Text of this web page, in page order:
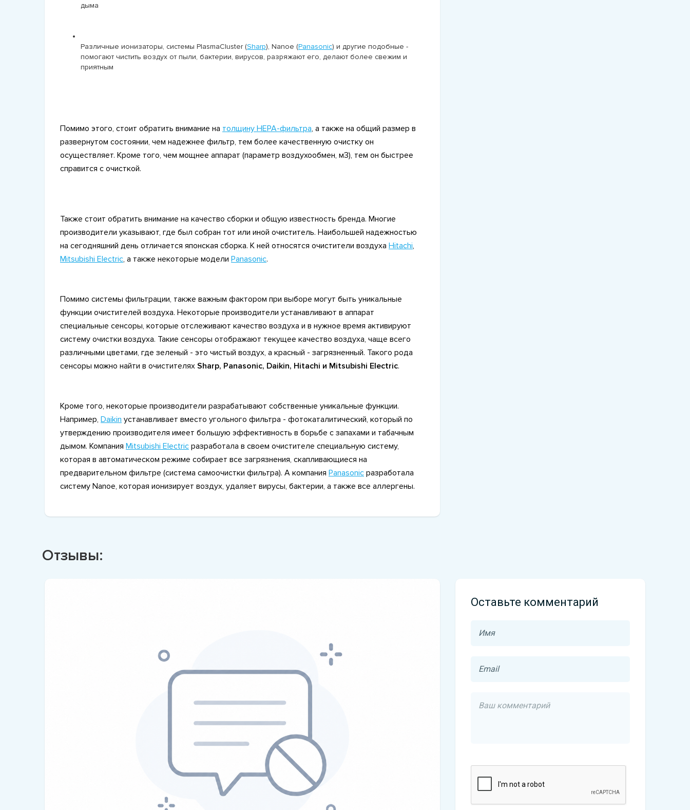
дыма
Различные ионизаторы, системы PlasmaCluster (Sharp), Nanoe (Panasonic) и другие подобные -
помогают чистить воздух от пыли, бактерии, вирусов, разряжают его, делают более свежим и
приятным
Помимо этого, стоит обратить внимание на толщину HEPA-фильтра, а также на общий размер в
развернутом состоянии, чем надежнее фильтр, тем более качественную очистку он
осуществляет. Кроме того, чем мощнее аппарат (параметр воздухообмен, м3), тем он быстрее
справится с очисткой.
Также стоит обратить внимание на качество сборки и общую известность бренда. Многие
производители указывают, где был собран тот или иной очиститель. Наибольшей надежностью
на сегодняшний день отличается японская сборка. К ней относятся очистители воздуха Hitachi,
Mitsubishi Electric, а также некоторые модели Panasonic.
Помимо системы фильтрации, также важным фактором при выборе могут быть уникальные
функции очистителей воздуха. Некоторые производители устанавливают в аппарат
специальные сенсоры, которые отслеживают качество воздуха и в нужное время активируют
систему очистки воздуха. Такие сенсоры отображают текущее качество воздуха, чаще всего
различными цветами, где зеленый - это чистый воздух, а красный - загрязненный. Такого рода
сенсоры можно найти в очистителях Sharp, Panasonic, Daikin, Hitachi и Mitsubishi Electric.
Кроме того, некоторые производители разрабатывают собственные уникальные функции.
Например, Daikin устанавливает вместо угольного фильтра - фотокаталитический, который по
утверждению производителя имеет большую эффективность в борьбе с запахами и табачным
дымом. Компания Mitsubishi Electric разработала в своем очистителе специальную систему,
которая в автоматическом режиме собирает все загрязнения, скапливающиеся на
предварительном фильтре (система самоочистки фильтра). А компания Panasonic разработала
систему Nanoe, которая ионизирует воздух, удаляет вирусы, бактерии, а также все аллергены.
Отзывы:
Оставьте комментарий